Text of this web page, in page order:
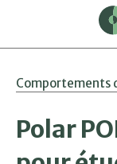
Comportements
Polar